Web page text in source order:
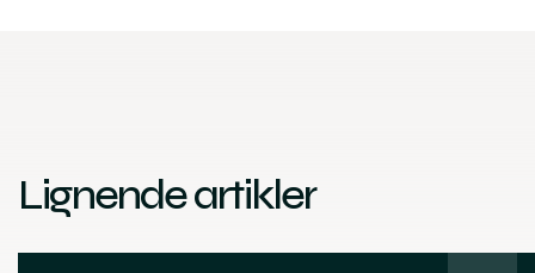
Lignende artikler